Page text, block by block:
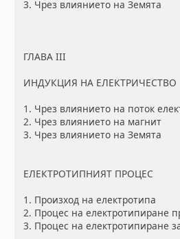
3. Чрез влиянието на Земята
ГЛАВА III
ИНДУКЦИЯ НА ЕЛЕКТРИЧЕСТВО
1. Чрез влиянието на поток
2. Чрез влиянието на магнит
3. Чрез влиянието на Земята
ЕЛЕКТРОТИПНИЯТ ПРОЦЕС
1. Произход на електротипа
2. Процес на електротипиране
3. Процес на електротипиране